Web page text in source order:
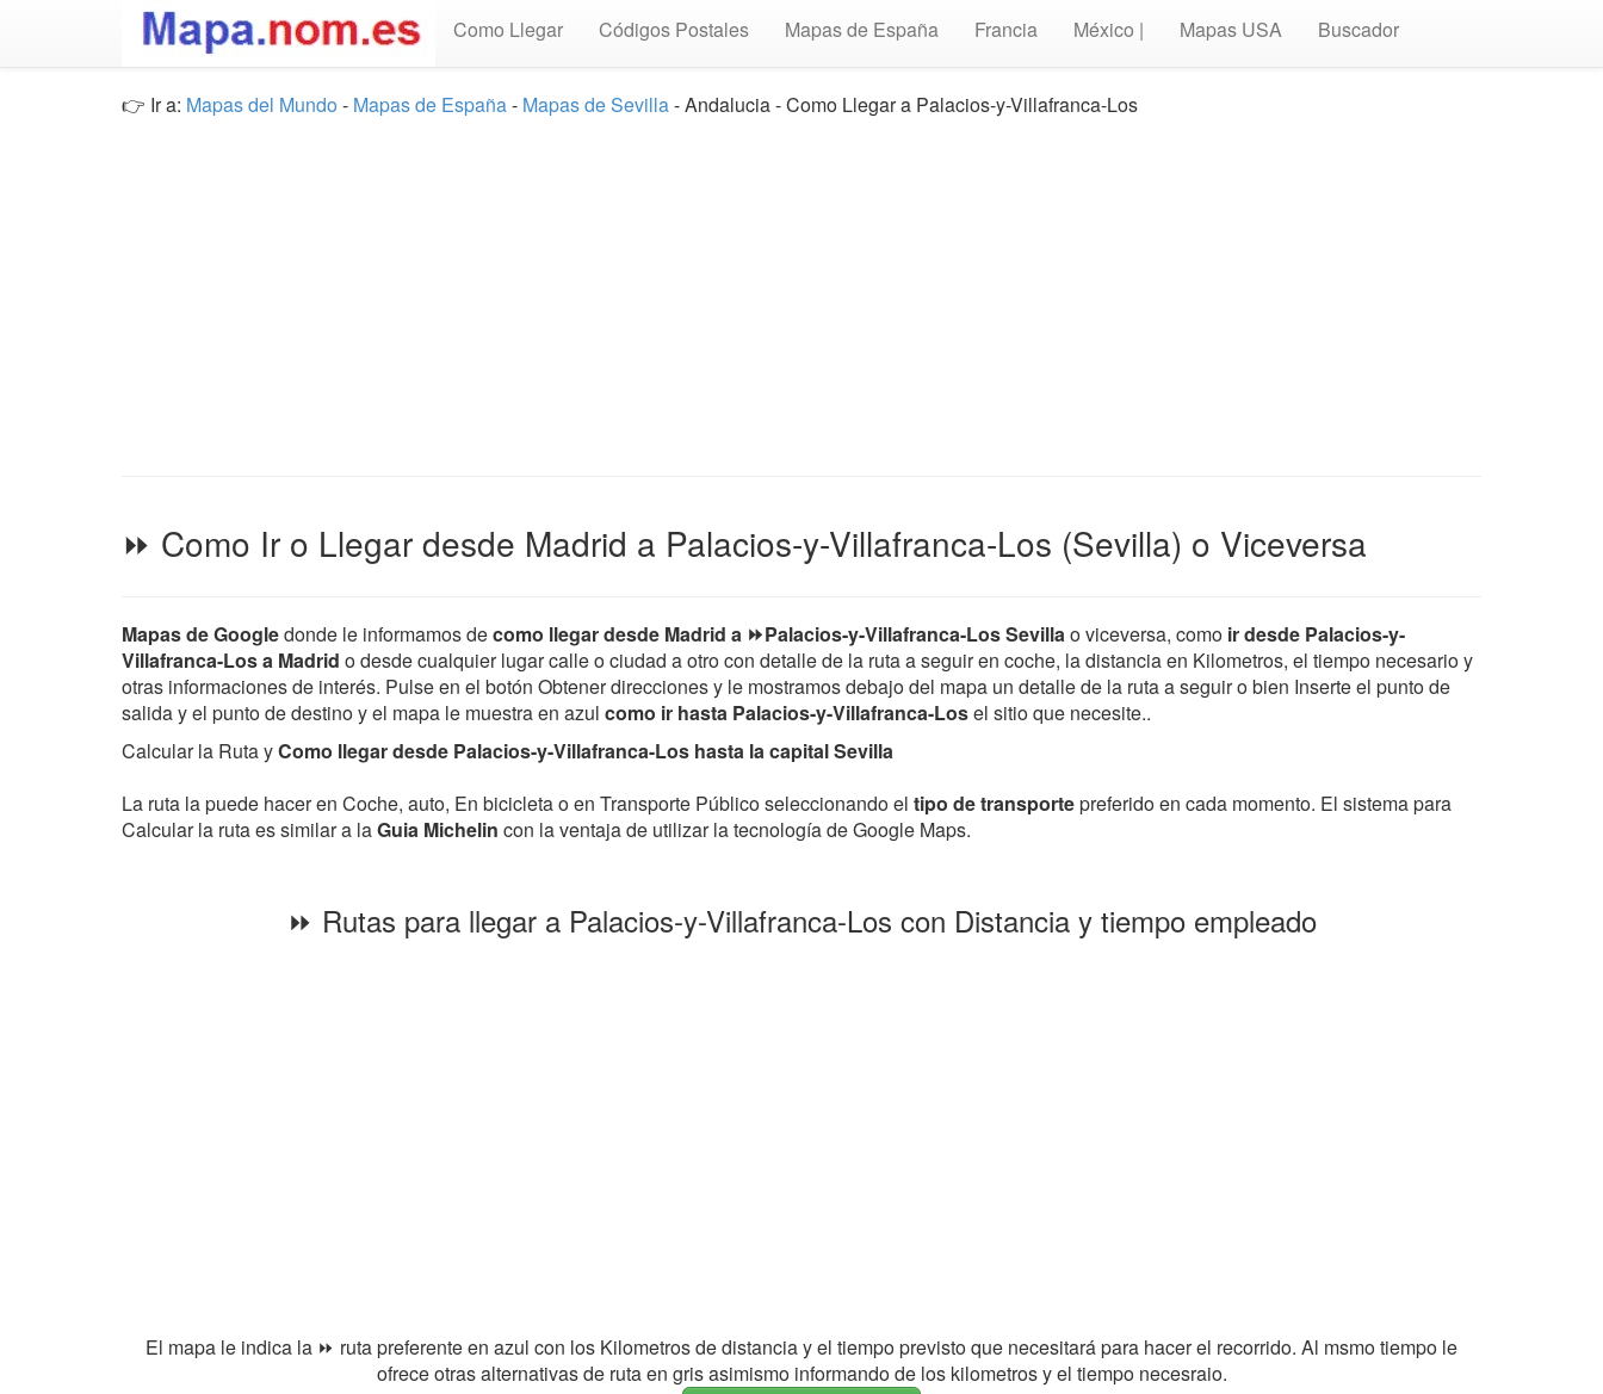
Como Llegar Códigos Postales Mapas de España Francia México | Mapas USA Buscador
👉 Ir a: Mapas del Mundo - Mapas de España- Mapas de Sevilla- Andalucia - Como Llegar a Palacios-y-Villafranca-Los
⏩ Como Ir o Llegar desde Madrid a Palacios-y-Villafranca-Los (Sevilla) o Viceversa
Mapas de Googledonde le informamos decomo llegar desde Madrid a ⏩Palacios-y-Villafranca-Los Sevillao viceversa, como ir desde Palacios-y-
Villafranca-Los a Madrid o desde cualquier lugar calle o ciudad a otro con detalle de la ruta a seguir en coche, la distancia en Kilometros, el tiempo necesario y
otras informaciones de interés. Pulse en el botón Obtener direcciones y le mostramos debajo del mapa un detalle de la ruta a seguir o bien Inserte el punto de
salida y el punto de destino y el mapa le muestra en azul como ir hasta Palacios-y-Villafranca-Losel sitio que necesite..
Calcular la Ruta yComo llegar desde Palacios-y-Villafranca-Los hasta la capital Sevilla
La ruta la puede hacer en Coche, auto, En bicicleta o en Transporte Público seleccionando el tipo de transportepreferido en cada momento. El sistema para
Calcular la ruta es similar a laGuia Michelin con la ventaja de utilizar la tecnología de Google Maps.
⏩ Rutas para llegar a Palacios-y-Villafranca-Los con Distancia y tiempo empleado
El mapa le indica la ⏩ ruta preferente en azul con los Kilometros de distancia y el tiempo previsto que necesitará para hacer el recorrido. Al msmo tiempo le
ofrece otras alternativas de ruta en gris asimismo informando de los kilometros y el tiempo necesraio.